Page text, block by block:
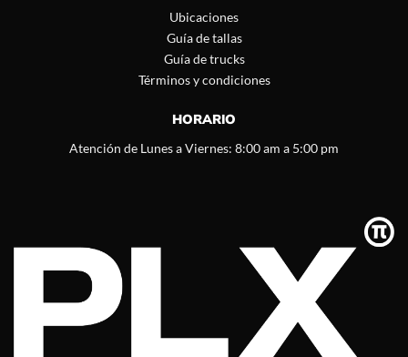
Ubicaciones
Guía de tallas
Guía de trucks
Términos y condiciones
HORARIO
Atención de Lunes a Viernes: 8:00 am a 5:00 pm